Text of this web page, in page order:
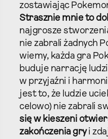
zostawiając
Strasznie mnie to
najgrosze
nie zabrali żadnych
wiemy, każda gra
buduje narrację
w przyjaźni i
jest to, że ludzie
celowo) nie zabrali
się w kieszeni
zakończenia gryi